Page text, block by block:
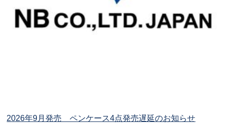
2026年9月発売 ペンケース4点発売遅延のお知らせ